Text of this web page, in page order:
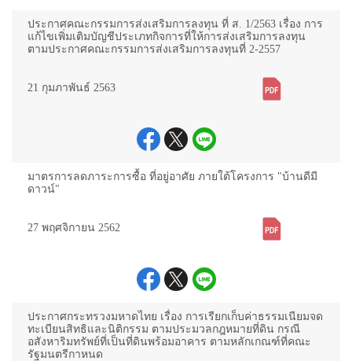
ประกาศคณะกรรมการส่งเสริมการลงทุน ที่ ส. 1/2563 เรื่อง การ
แก้ไขเพิ่มเติมบัญชีประเภทกิจการที่ให้การส่งเสริมการลงทุน
ตามประกาศคณะกรรมการส่งเสริมการลงทุนที่ 2-2557
21 กุมภาพันธ์ 2563
มาตรการลดภาระการซื้อ ที่อยู่อาศัย ภายใต้โครงการ "บ้านดีมี
ดาวน์"
27 พฤศจิกายน 2562
ประกาศกระทรวงมหาดไทย เรื่อง การเรียกเก็บค่าธรรมเนียมจด
ทะเบียนสิทธิและนิติกรรม ตามประมวลกฎหมายที่ดิน กรณี
อสังหาริมทรัพย์ที่เป็นที่ดินพร้อมอาคาร ตามหลักเกณฑ์ที่คณะ
รัฐมนตรีกาหนด